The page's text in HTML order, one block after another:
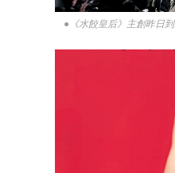
●《水餃皇后》主創昨日